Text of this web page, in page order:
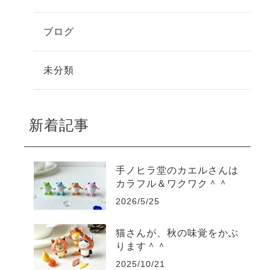
ブログ
未分類
新着記事
手ノヒラ堂のカエルさんは
カラフル＆ワクワク＾＾
2026/5/25
猫さんが、秋の味覚をかぶ
ります＾＾
2025/10/21